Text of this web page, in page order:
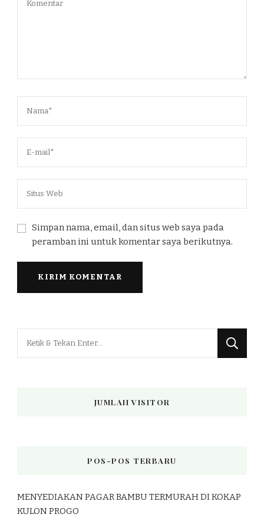
Simpan nama, email, dan situs web saya pada
peramban ini untuk komentar saya berikutnya.
JUMLAH VISITOR
POS-POS TERBARU
MENYEDIAKAN PAGAR BAMBU TERMURAH DI KOKAP
KULON PROGO